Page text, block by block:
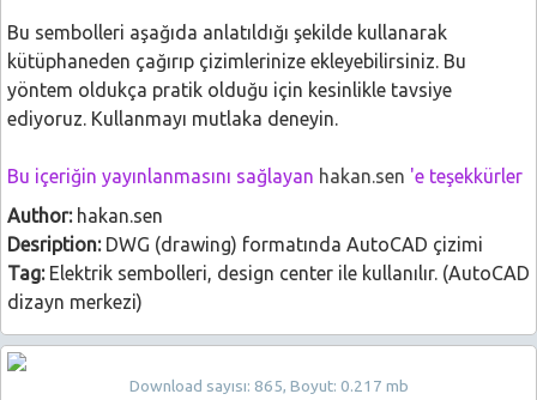
Bu sembolleri aşağıda anlatıldığı şekilde kullanarak
kütüphaneden çağırıp çizimlerinize ekleyebilirsiniz. Bu
yöntem oldukça pratik olduğu için kesinlikle tavsiye
ediyoruz. Kullanmayı mutlaka deneyin.
Bu içeriğin yayınlanmasını sağlayan hakan.sen 'e teşekkürler
Author:hakan.sen
Desription:DWG (drawing) formatında AutoCAD çizimi
Tag:Elektrik sembolleri, design center ile kullanılır. (AutoCAD
dizayn merkezi)
Download sayısı: 865, Boyut: 0.217 mb